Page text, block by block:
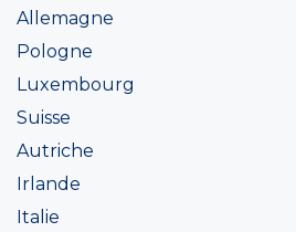
Allemagne
Pologne
Luxembourg
Suisse
Autriche
Irlande
Italie